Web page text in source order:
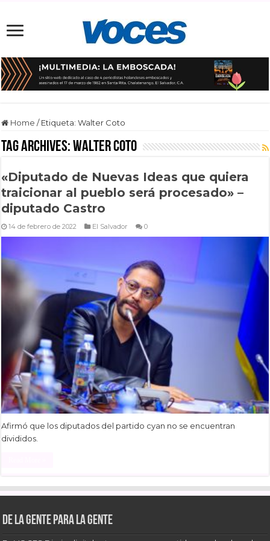
Home / Etiqueta:Walter Coto
Tag Archives:Walter Coto
«Diputado de Nuevas Ideas que quiera
traicionar al pueblo será procesado» –
diputado Castro
14 de febrero de 2022 El Salvador 0
Afirmó que los diputados del partido cyan no se encuentran
divididos.
De la gente para la gente